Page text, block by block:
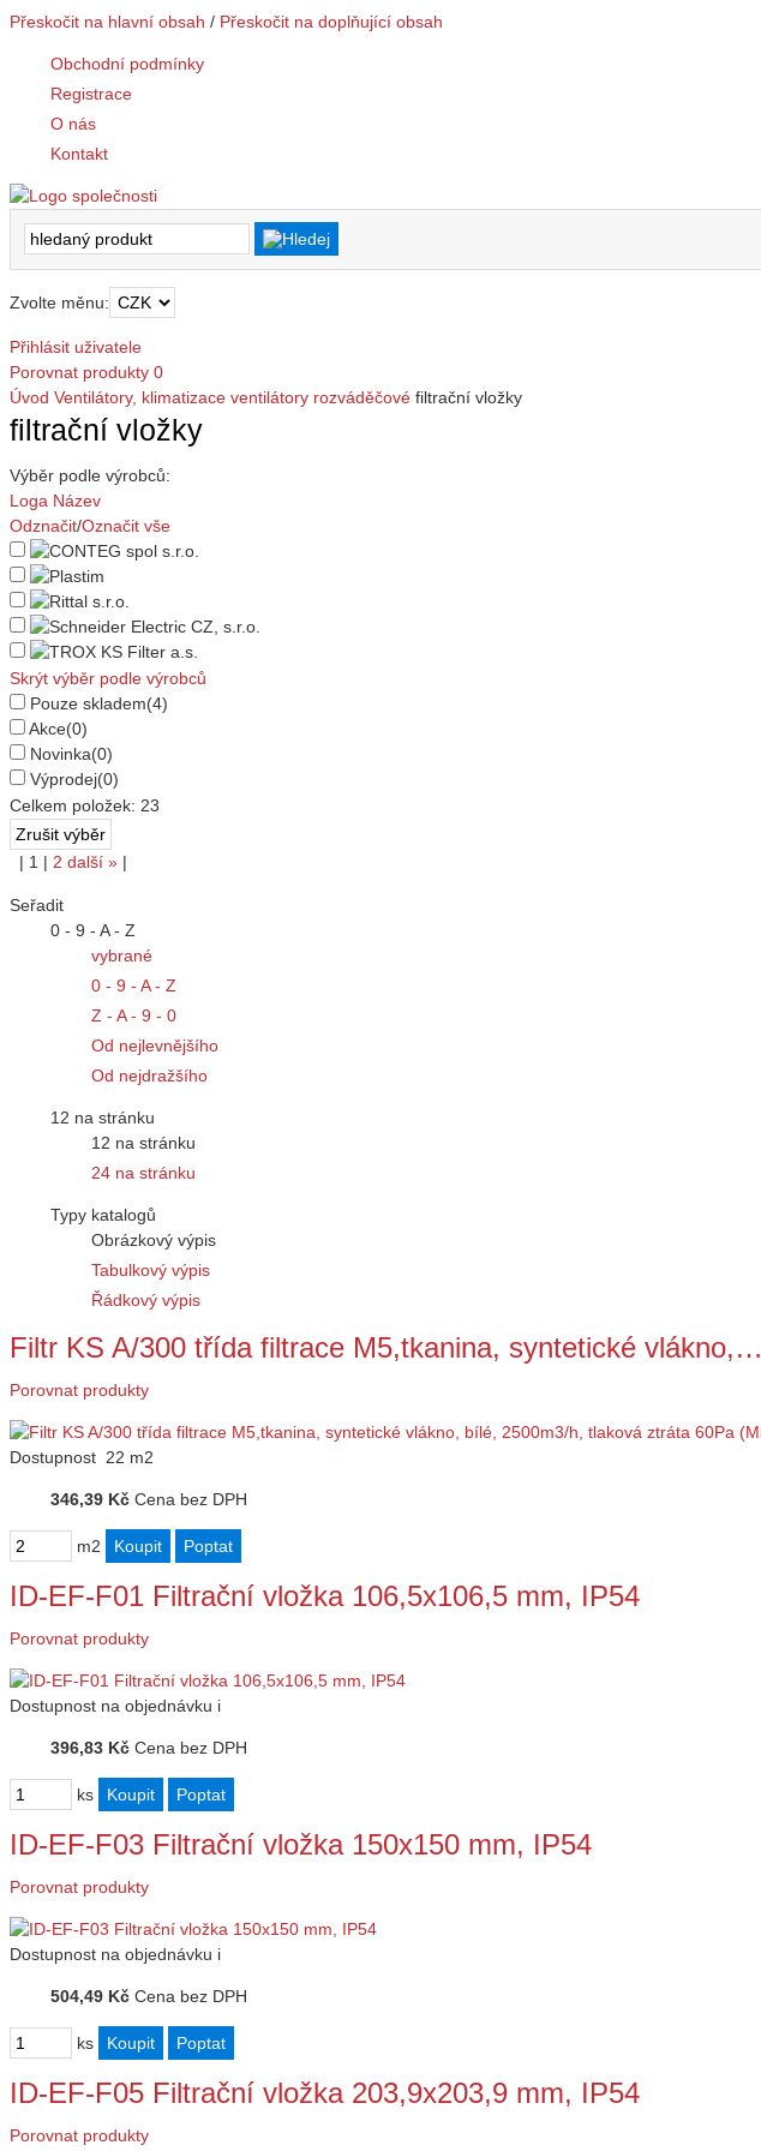
Přeskočit na hlavní obsah / Přeskočit na doplňující obsah
Obchodní podmínky
Registrace
O nás
Kontakt
Zvolte měnu:
Přihlásit uživatele
Porovnat produkty 0
Úvod Ventilátory, klimatizace ventilátory rozváděčové filtrační vložky
filtrační vložky
Výběr podle výrobců:
Loga Název
Odznačit/Označit vše
Skrýt výběr podle výrobců
Pouze skladem(4)
Akce(0)
Novinka(0)
Výprodej(0)
Celkem položek: 23
| 1 | 2 další » |
Seřadit
0 - 9 - A - Z
vybrané
0 - 9 - A - Z
Z - A - 9 - 0
Od nejlevnějšího
Od nejdražšího
12 na stránku
12 na stránku
24 na stránku
Typy katalogů
Obrázkový výpis
Tabulkový výpis
Řádkový výpis
Filtr KS A/300 třída filtrace M5,tkanina, syntetické vlákno,…
Porovnat produkty
Dostupnost 22 m2
346,39 Kč Cena bez DPH
m2
ID-EF-F01 Filtrační vložka 106,5x106,5 mm, IP54
Porovnat produkty
Dostupnost na objednávku i
396,83 Kč Cena bez DPH
ks
ID-EF-F03 Filtrační vložka 150x150 mm, IP54
Porovnat produkty
Dostupnost na objednávku i
504,49 Kč Cena bez DPH
ks
ID-EF-F05 Filtrační vložka 203,9x203,9 mm, IP54
Porovnat produkty